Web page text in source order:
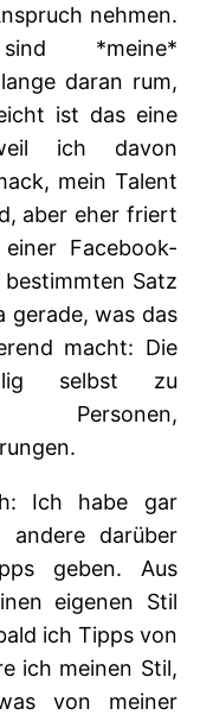
nehmen.
*meine*
daran rum,
ist das eine
ich davon
mein Talent
aber eher friert
Facebook-
Satz
gerade, was das
macht: Die
selbst zu
Personen,
Ich habe gar
andere darüber
geben. Aus
eigenen Stil
ich Tipps von
ich meinen Stil,
von meiner